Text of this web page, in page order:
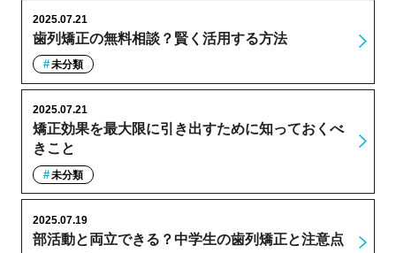
歯列矯正の無料相談？賢く活用する方法
2025.07.21
未分類
矯正効果を最大限に引き出すために知っておくべ
きこと
2025.07.21
未分類
部活動と両立できる？中学生の歯列矯正と注意点
2025.07.19